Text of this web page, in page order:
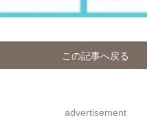
この記事へ戻る
advertisement